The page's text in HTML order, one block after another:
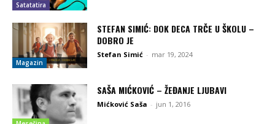
Satatatira
Magazin
STEFAN SIMIĆ: DOK DECA TRČE U ŠKOLU –
DOBRO JE
Stefan Simić - mar 19, 2024
SAŠA MIĆKOVIĆ – ŽEĐANJE LJUBAVI
Mićković Saša - jun 1, 2016